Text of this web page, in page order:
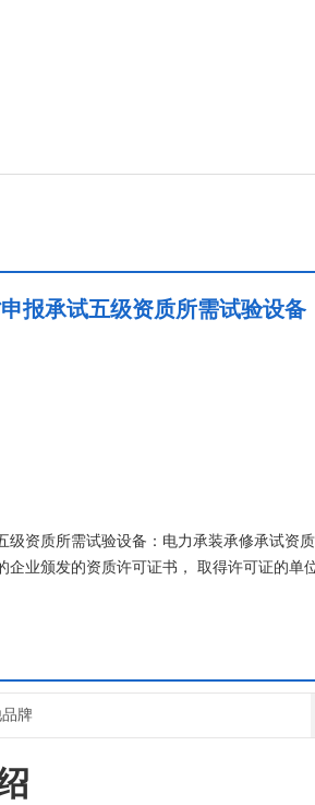
报承试五级资质所需试验设备
级资质所需试验设备：电力承装承修承试资
企业颁发的资质许可证书， 取得许可证的单
牌